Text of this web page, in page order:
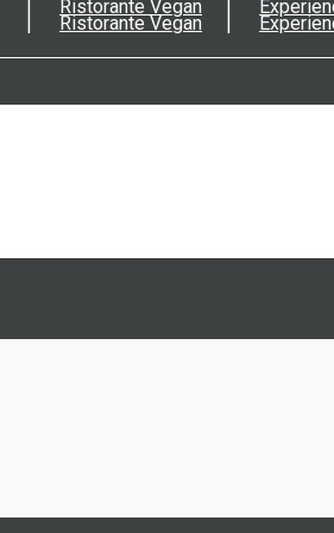
Ristorante Vegan
Ristorante Vegan